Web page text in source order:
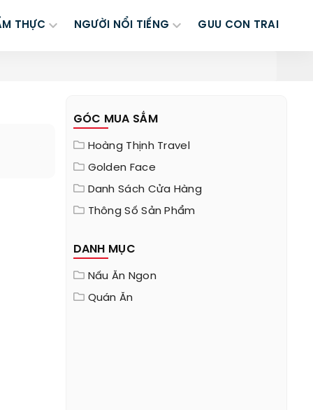
THỰC NGƯỜI NỔI TIẾNG GUU CON TRAI
GÓC MUA SẮM
Hoàng Thịnh Travel
Golden Face
Danh Sách Cửa Hàng
Thông Số Sản Phẩm
DANH MỤC
Nấu Ăn Ngon
Quán Ăn